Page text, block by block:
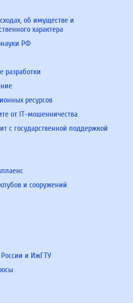
об имуществе и
характера
РФ
разработки
ресурсов
от IT-мошенничества
с государственной поддержкой
и сооружений
и ИжГТУ